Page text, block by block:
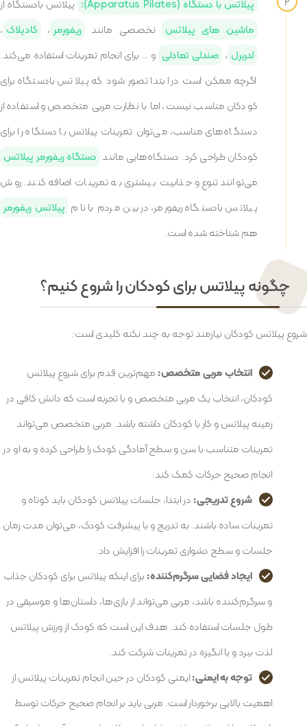
پیلاتس با دستگاه (Apparatus Pilates):
پیلاتس بادستگاه از
ماشین های پیلاتس تخصصی مانند ریفورمر ، کادیلاک ،
لدربرل ، صندلی تعادلی و … برای انجام تمرینات استفاده می‌کند.
اگرچه ممکن است در ابتدا تصور شود که پیلاتس بادستگاه برای
کودکان مناسب نیست، اما با نظارت مربی متخصص و استفاده از
دستگاه‌های مناسب، می‌توان تمرینات پیلاتس با دستگاه را برای
کودکان طراحی کرد. دستگاه‌هایی مانند دستگاه ریفورمر پیلاتس
می‌توانند تنوع و جذابیت بیشتری به تمرینات اضافه کنند. روش
پیلاتس بادستگاه ریفورمر، در بین مردم با نام پیلاتس ریفورمر
هم شناخته شده است.
چگونه پیلاتس برای کودکان را شروع کنیم؟
شروع پیلاتس کودکان نیازمند توجه به چند نکته کلیدی است:
انتخاب مربی متخصص:مهم‌ترین قدم برای شروع پیلاتس
کودکان، انتخاب یک مربی متخصص و با تجربه است که دانش کافی در
زمینه پیلاتس و کار با کودکان داشته باشد. مربی متخصص می‌تواند
تمرینات متناسب با سن و سطح آمادگی کودک را طراحی کرده و به او در
انجام صحیح حرکات کمک کند.
شروع تدریجی:در ابتدا، جلسات پیلاتس کودکان باید کوتاه و
تمرینات ساده باشند. به تدریج و با پیشرفت کودک، می‌توان مدت زمان
جلسات و سطح دشواری تمرینات را افزایش داد.
ایجاد فضایی سرگرم‌کننده:برای اینکه پیلاتس برای کودکان جذاب
و سرگرم‌کننده باشد، مربی می‌تواند از بازی‌ها، داستان‌ها و موسیقی در
طول جلسات استفاده کند. هدف این است که کودک از ورزش پیلاتس
لذت ببرد و با انگیزه در تمرینات شرکت کند.
توجه به ایمنی:ایمنی کودکان در حین انجام تمرینات پیلاتس از
اهمیت بالایی برخوردار است. مربی باید بر انجام صحیح حرکات توسط